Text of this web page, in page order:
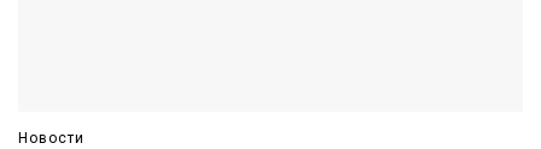
Новости